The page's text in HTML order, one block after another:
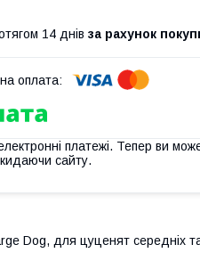
14 днів за рахунок
платежі. Тепер ви
сайту.
Dog, для цуценят середніх